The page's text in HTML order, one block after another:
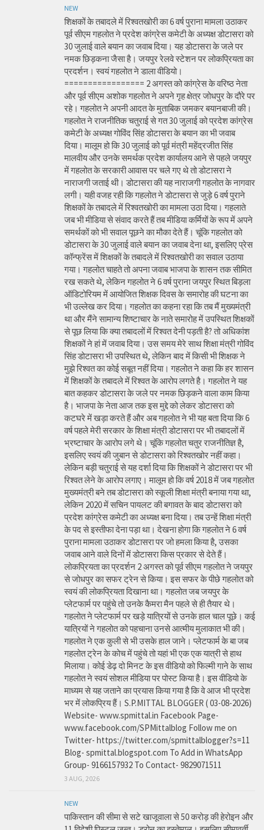
NEW
शिक्षकों के तबादले में रिश्वतखोरी का 6 वर्ष पुराना मामला उठाकर
पूर्व सीएम गहलोत ने प्रदेश कांग्रेस कमेटी के अध्यक्ष डोटासरा को
30 जुलाई वाले बयान का जवाब दिया। यह डोटासरा के जले पर
नमक छिड़कना जैसा है। जयपुर रेलवे स्टेशन पर लोकप्रियता का
प्रदर्शन। स्वयं गहलोत ने डाला वीडियो।
================= 2 अगस्त को कांग्रेस के वरिष्ठ नेता
और पूर्व सीएम अशोक गहलोत ने अपने गृह क्षेत्र जोधपुर के दौरे पर
रहे। गहलोत ने अपनी आदत के मुताबिक जमकर बयानबाजी की।
गहलोत ने राजनीतिक चतुराई से गत 30 जुलाई को प्रदेश कांग्रेस
कमेटी के अध्यक्ष गोविंद सिंह डोटासरा के बयान का भी जवाब
दिया। मालूम हो कि 30 जुलाई को पूर्व मंत्री महेंद्रजीत सिंह
मालवीय और उनके समर्थक प्रदेश कार्यालय आने से पहले जयपुर
में गहलोत के सरकारी आवास पर चले गए थे तो डोटासरा ने
नाराजगी जताई थी। डोटासरा की यह नाराजगी गहलोत के नागवार
लगी। यही वजह रही कि गहलोत ने डोटासरा से जुड़े 6 वर्ष पुराने
शिक्षकों के तबादले में रिश्वतखोरी का मामला उठा दिया। गहलाते
जब भी मीडिया से संवाद करते हैं तब मीडिया कर्मियों के रूप में अपने
समर्थकों को भी सवाल पूछने का मौका देते हैं। चूंकि गहलोत को
डोटासरा के 30 जुलाई वाले बयान का जवाब देना था, इसलिए प्रेस
कॉन्फ्रेंस में शिक्षकों के तबादले में रिश्वतखोरी का सवाल उठाया
गया। गहलोत चाहते तो अपना जवाब भाजपा के शासन तक सीमित
रख सकते थे, लेकिन गहलोत ने 6 वर्ष पुराना जयपुर स्थित बिड़ला
ऑडिटोरियम में आयोजित शिक्षक दिवस के समारोह की घटना का
भी उल्लेख कर दिया। गहलोत का कहना रहा कि तब मैं मुख्यमंत्री
था और मैंने सामान्य शिष्टाचार के नाते समारोह में उपस्थित शिक्षकों
से पूछ लिया कि क्या तबादलों में रिश्वत देनी पड़ती है? तो अधिकांश
शिक्षकों ने हां में जवाब दिया। उस समय मेरे साथ शिक्षा मंत्री गोविंद
सिंह डोटासरा भी उपस्थित थे, लेकिन बाद में किसी भी शिक्षक ने
मुझे रिश्वत का कोई सबूत नहीं दिया। गहलोत ने कहा कि हर शासन
में शिक्षकों के तबादले में रिश्वत के आरोप लगते है। गहलोत ने यह
बात कहकर डोटासरा के जले पर नमक छिड़कने वाला काम किया
है। भाजपा के नेता आज तक इस मुद्दे को लेकर डोटासरा को
कटघरे में खड़ा करते हैं और अब गहलोत ने भी यह बता दिया कि 6
वर्ष पहले मेरी सरकार के शिक्षा मंत्री डोटासरा पर भी तबादलों में
भ्रष्टाचार के आरोप लगे थे। चूंकि गहलोत चतुर राजनीतिज्ञ है,
इसलिए स्वयं की जुबान से डोटासरा को रिश्वतखोर नहीं कहा।
लेकिन बड़ी चतुराई से यह दर्शा दिया कि शिक्षकों ने डोटासरा पर भी
रिश्वत लेने के आरोप लगाए। मालूम हो कि वर्ष 2018 में जब गहलोत
मुख्यमंत्री बने तब डोटासरा को स्कूली शिक्षा मंत्री बनाया गया था,
लेकिन 2020 में सचिन पायलट की बगावत के बाद डोटासरा को
प्रदेश कांग्रेस कमेटी का अध्यक्ष बना दिया। तब उन्हें शिक्षा मंत्री
के पद से इस्तीफा देना पड़ा था। देखना होगा कि गहलोत ने 6 वर्ष
पुराना मामला उठाकर डोटासरा पर जो हमला किया है, उसका
जवाब आने वाले दिनों में डोटासरा किस प्रकार से देते हैं।
लोकप्रियता का प्रदर्शन 2 अगस्त को पूर्व सीएम गहलोत ने जयपुर
से जोधपुर का सफर ट्रेन से किया। इस सफर के पीछे गहलोत को
स्वयं की लोकप्रियता दिखाना था। गहलोत जब जयपुर के
प्लेटफार्म पर पहुंचे तो उनके कैमरा मैन पहले से ही तैयार थे।
गहलोत ने प्लेटफार्म पर खड़े यात्रियों से उनके हाल चाल पूछे। कई
यात्रियों ने गहलोत को पहचाना उनसे आत्मीय मुलाकात भी की।
गहलोत ने एक कुली से भी उसके हाल जाने। प्लेटफार्म के बा जब
गहलोत ट्रेन के कोच में पहुंचे तो यहां भी एक एक यात्री से हाथ
मिलाया। कोई डेढ़ दो मिनट के इस वीडियो को फिल्मी गाने के साथ
गहलोत ने स्वयं सोशल मीडिया पर पोस्ट किया है। इस वीडियो के
माध्यम से यह जताने का प्रयास किया गया है कि वे आज भी प्रदेश
भर में लोकप्रिय हैं। S.P.MITTAL BLOGGER ( 03-08-2026)
Website- www.spmittal.in Facebook Page-
www.facebook.com/SPMittalblog Follow me on
Twitter- https://twitter.com/spmittalblogger?s=11
Blog- spmittal.blogspot.com To Add in WhatsApp
Group- 9166157932 To Contact- 9829071511
3 AUG, 2026
NEW
पाकिस्तान की सीमा से सटे खाजूवाला से 50 करोड़ की हेरोइन और